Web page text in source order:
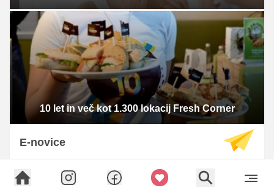
10 let in več kot 1.300 lokacij Fresh Corner
E-novice
Prijavi se na Okusno.je e-novičke in bodi na tekočem z
lepotnimi in modnimi trendi.